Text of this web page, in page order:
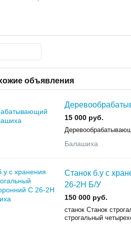
объявления
15 000 руб.
Балашиха
Станок б.у с
26-2Н Б/У
150 000 руб.
станок Станок
строгальный